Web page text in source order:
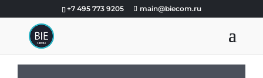
+7 495 773 9205 main@biecom.ru